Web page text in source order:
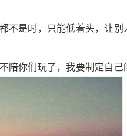
不是时，只能低着头，让
陪你们玩了，我要制定自